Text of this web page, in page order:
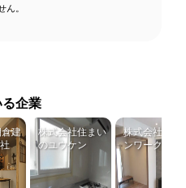
。
企業
建
株式会社住まい
のユウケン
株式会社キッチ
ンワークス